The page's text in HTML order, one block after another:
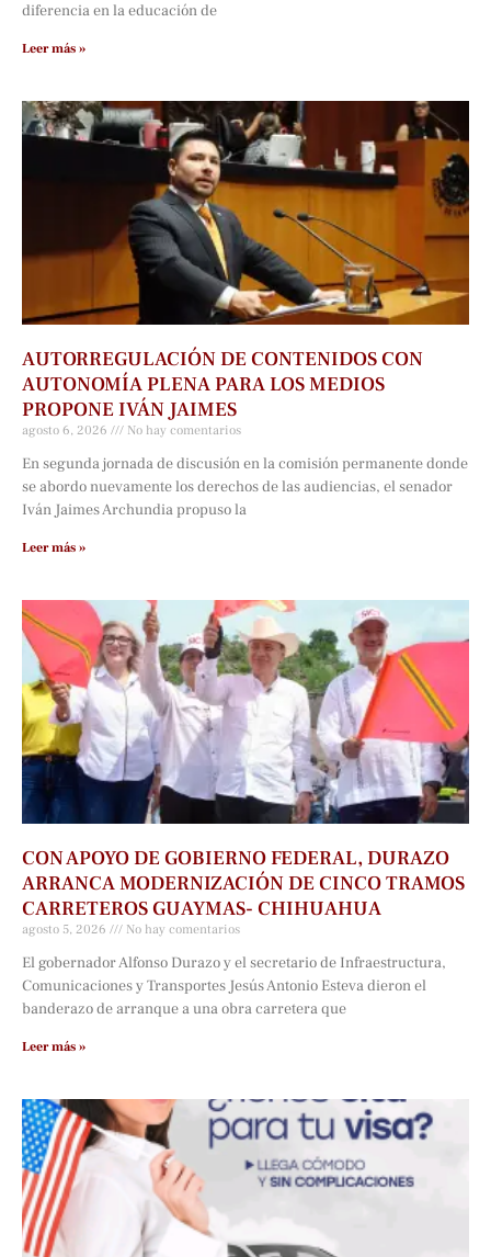
diferencia en la educación de
Leer más »
AUTORREGULACIÓN DE CONTENIDOS CON
AUTONOMÍA PLENA PARA LOS MEDIOS
PROPONE IVÁN JAIMES
agosto 6, 2026 No hay comentarios
En segunda jornada de discusión en la comisión permanente donde
se abordo nuevamente los derechos de las audiencias, el senador
Iván Jaimes Archundia propuso la
Leer más »
CON APOYO DE GOBIERNO FEDERAL, DURAZO
ARRANCA MODERNIZACIÓN DE CINCO TRAMOS
CARRETEROS GUAYMAS- CHIHUAHUA
agosto 5, 2026 No hay comentarios
El gobernador Alfonso Durazo y el secretario de Infraestructura,
Comunicaciones y Transportes Jesús Antonio Esteva dieron el
banderazo de arranque a una obra carretera que
Leer más »